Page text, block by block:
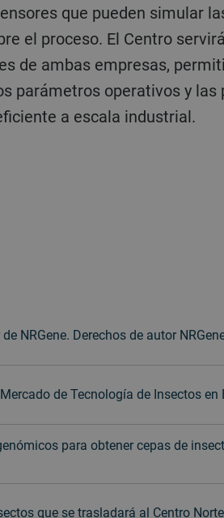
que pueden simular
el proceso. El Centro
de ambas empresas,
parámetros operativos y
a escala industrial.
NRGene. Derechos de autor
de Tecnología de Insectos en
para obtener cepas de
que se trasladará al Centro